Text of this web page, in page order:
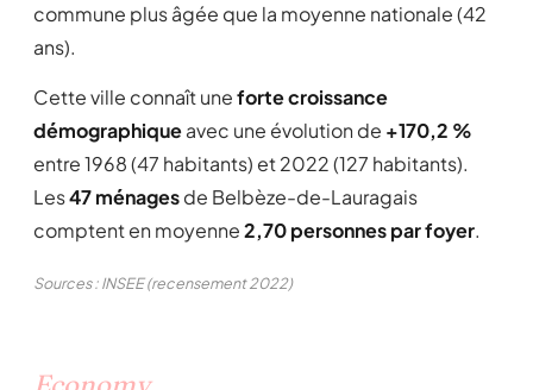
commune plus âgée que la moyenne nationale (42
ans).
Cette ville connaît uneforte croissance
démographiqueavec une évolution de +170,2 %
entre 1968 (47 habitants) et 2022 (127 habitants).
Les47 ménagesde Belbèze-de-Lauragais
comptent en moyenne2,70 personnes par foyer.
Sources : INSEE (recensement 2022)